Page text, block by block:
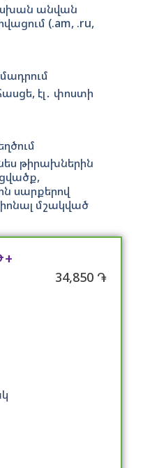
անվան
(.am, .ru,
էլ․ փոստի
թիրախներին
սարքերով
մշակված
34,850 ֏